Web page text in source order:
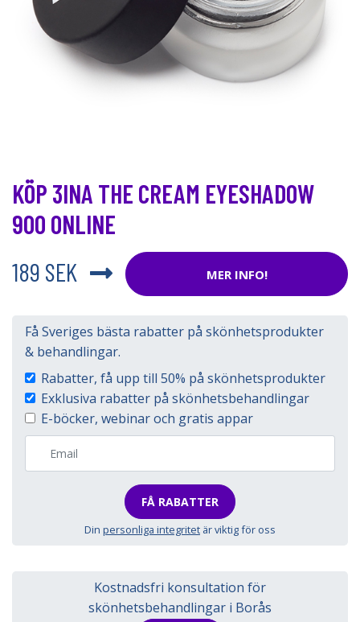
KÖP 3INA THE CREAM EYESHADOW
900 ONLINE
189 SEK
MER INFO!
Få Sveriges bästa rabatter på skönhetsprodukter
& behandlingar.
Rabatter, få upp till 50% på skönhetsprodukter
Exklusiva rabatter på skönhetsbehandlingar
E-böcker, webinar och gratis appar
FÅ RABATTER
Din personliga integritet är viktig för oss
Kostnadsfri konsultation för
skönhetsbehandlingar i Borås